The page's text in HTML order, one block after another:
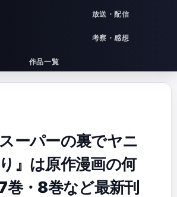
放送・配信
考察・感想
作品一覧
ーパーの裏でヤニ
』は原作漫画の何
巻・8巻など最新刊